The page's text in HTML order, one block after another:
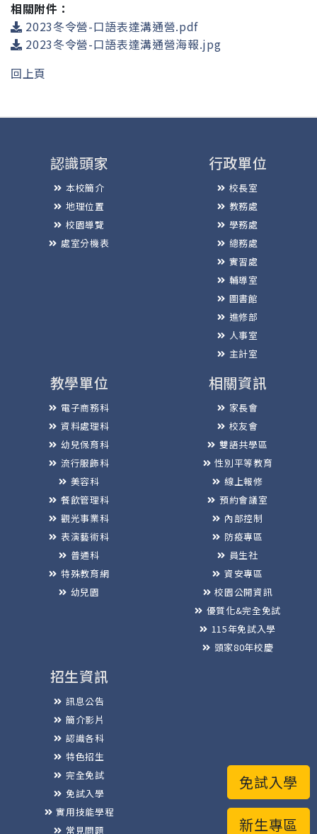
相關附件：
2023冬令營-口語表達溝通營.pdf
2023冬令營-口語表達溝通營海報.jpg
回上頁
新生專區
免試入學
認識頭家
本校簡介
地理位置
校園導覽
處室分機表
行政單位
校長室
教務處
學務處
總務處
實習處
輔導室
圖書館
進修部
人事室
主計室
教學單位
電子商務科
資料處理科
幼兒保育科
流行服飾科
美容科
餐飲管理科
觀光事業科
表演藝術科
普通科
特殊教育網
幼兒園
相關資訊
家長會
校友會
雙語共學區
性別平等教育
線上報修
預約會議室
內部控制
防疫專區
員生社
資安專區
校園公開資訊
優質化&完全免試
115年免試入學
頭家80年校慶
招生資訊
訊息公告
簡介影片
認識各科
特色招生
完全免試
免試入學
實用技能學程
常見問題